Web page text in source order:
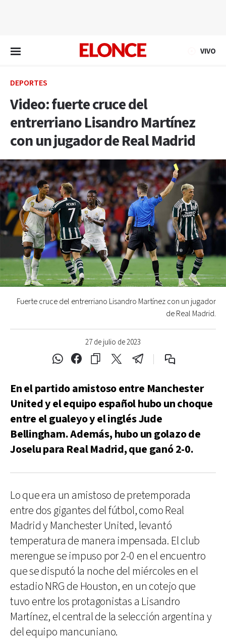
VIVO
DEPORTES
Video: fuerte cruce del
entrerriano Lisandro Martínez
con un jugador de Real Madrid
27 de julio de 2023
Fuerte cruce del entrerriano Lisandro Martínez con un jugador
de Real Madrid.
En el partido amistoso entre Manchester
United y el equipo español hubo un choque
entre el gualeyo y el inglés Jude
Bellingham. Además, hubo un golazo de
Joselu para Real Madrid, que ganó 2-0.
Lo que era un amistoso de pretemporada
entre dos gigantes del fútbol, como Real
Madrid y Manchester United, levantó
temperatura de manera impensada. El club
merengue se impuso por 2-0 en el encuentro
que se disputó la noche del miércoles en el
estadio NRG de Houston, en un cotejo que
tuvo entre los protagonistas a Lisandro
Martínez, el central de la selección argentina y
del equipo mancuniano.